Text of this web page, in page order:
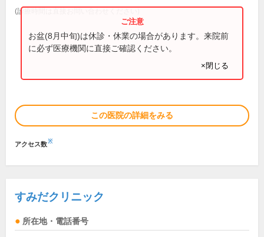
(診療時間は直接お問い合わせください)
お盆(8月中旬)は休診・休業の場合があります。来院前
に必ず医療機関に直接ご確認ください。
×閉じる
この医院の詳細をみる
アクセス数※
すみだクリニック
所在地・電話番号